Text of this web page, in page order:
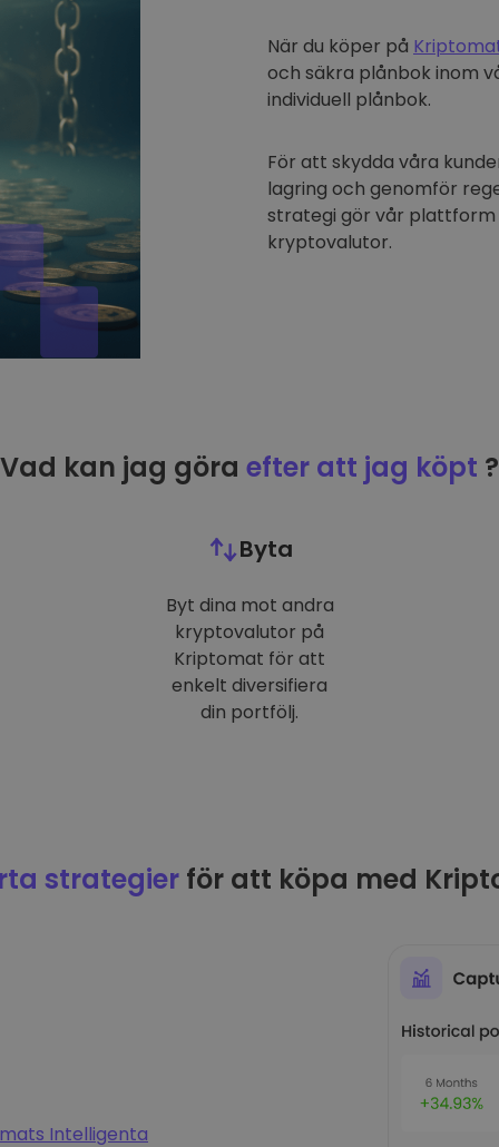
När du köper på
och säkra plånbok inom
individuell plånbok.
För att skydda våra
lagring och genomför
strategi gör vår plattform
kryptovalutor.
Vad kan jag göra efter att jag köpt ?
Byta
Byt dina mot andra
kryptovalutor på
Kriptomat för att
enkelt diversifiera
din portfölj.
strategier för att köpa med
Intelligenta